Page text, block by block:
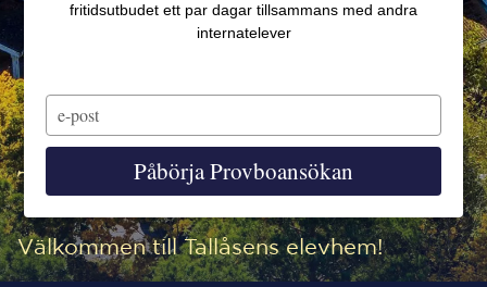
Tallåsen
Välkommen till Tallåsens elevhem!
fritidsutbudet ett par dagar tillsammans med andra
internatelever
your
email
Påbörja Provboansökan